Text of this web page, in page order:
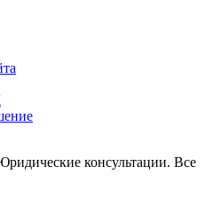
консультации. Все